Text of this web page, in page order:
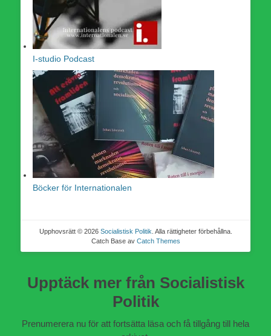
I-studio Podcast
Böcker för Internationalen
Upphovsrätt © 2026 Socialistisk Politik . Alla rättigheter förbehållna.
Catch Base av Catch Themes
Upptäck mer från Socialistisk
Politik
Prenumerera nu för att fortsätta läsa och få tillgång till hela